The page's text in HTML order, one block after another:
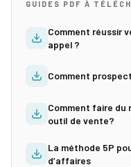
GUIDES PDF À
Comment réussir
appel ?
Comment
Comment faire
outil de vente?
La méthode 5P
d’affaires